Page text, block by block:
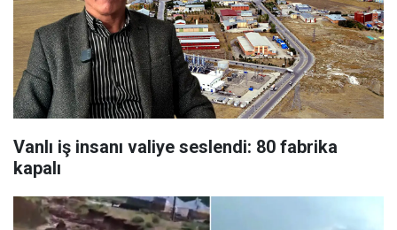
Vanlı iş insanı valiye seslendi: 80 fabrika
kapalı